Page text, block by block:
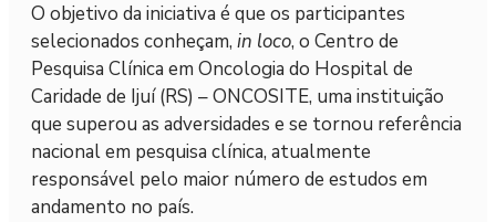
O objetivo da iniciativa é que os participantes
selecionados conheçam, in loco, o Centro de
Pesquisa Clínica em Oncologia do Hospital de
Caridade de Ijuí (RS) – ONCOSITE, uma instituição
que superou as adversidades e se tornou referência
nacional em pesquisa clínica, atualmente
responsável pelo maior número de estudos em
andamento no país.